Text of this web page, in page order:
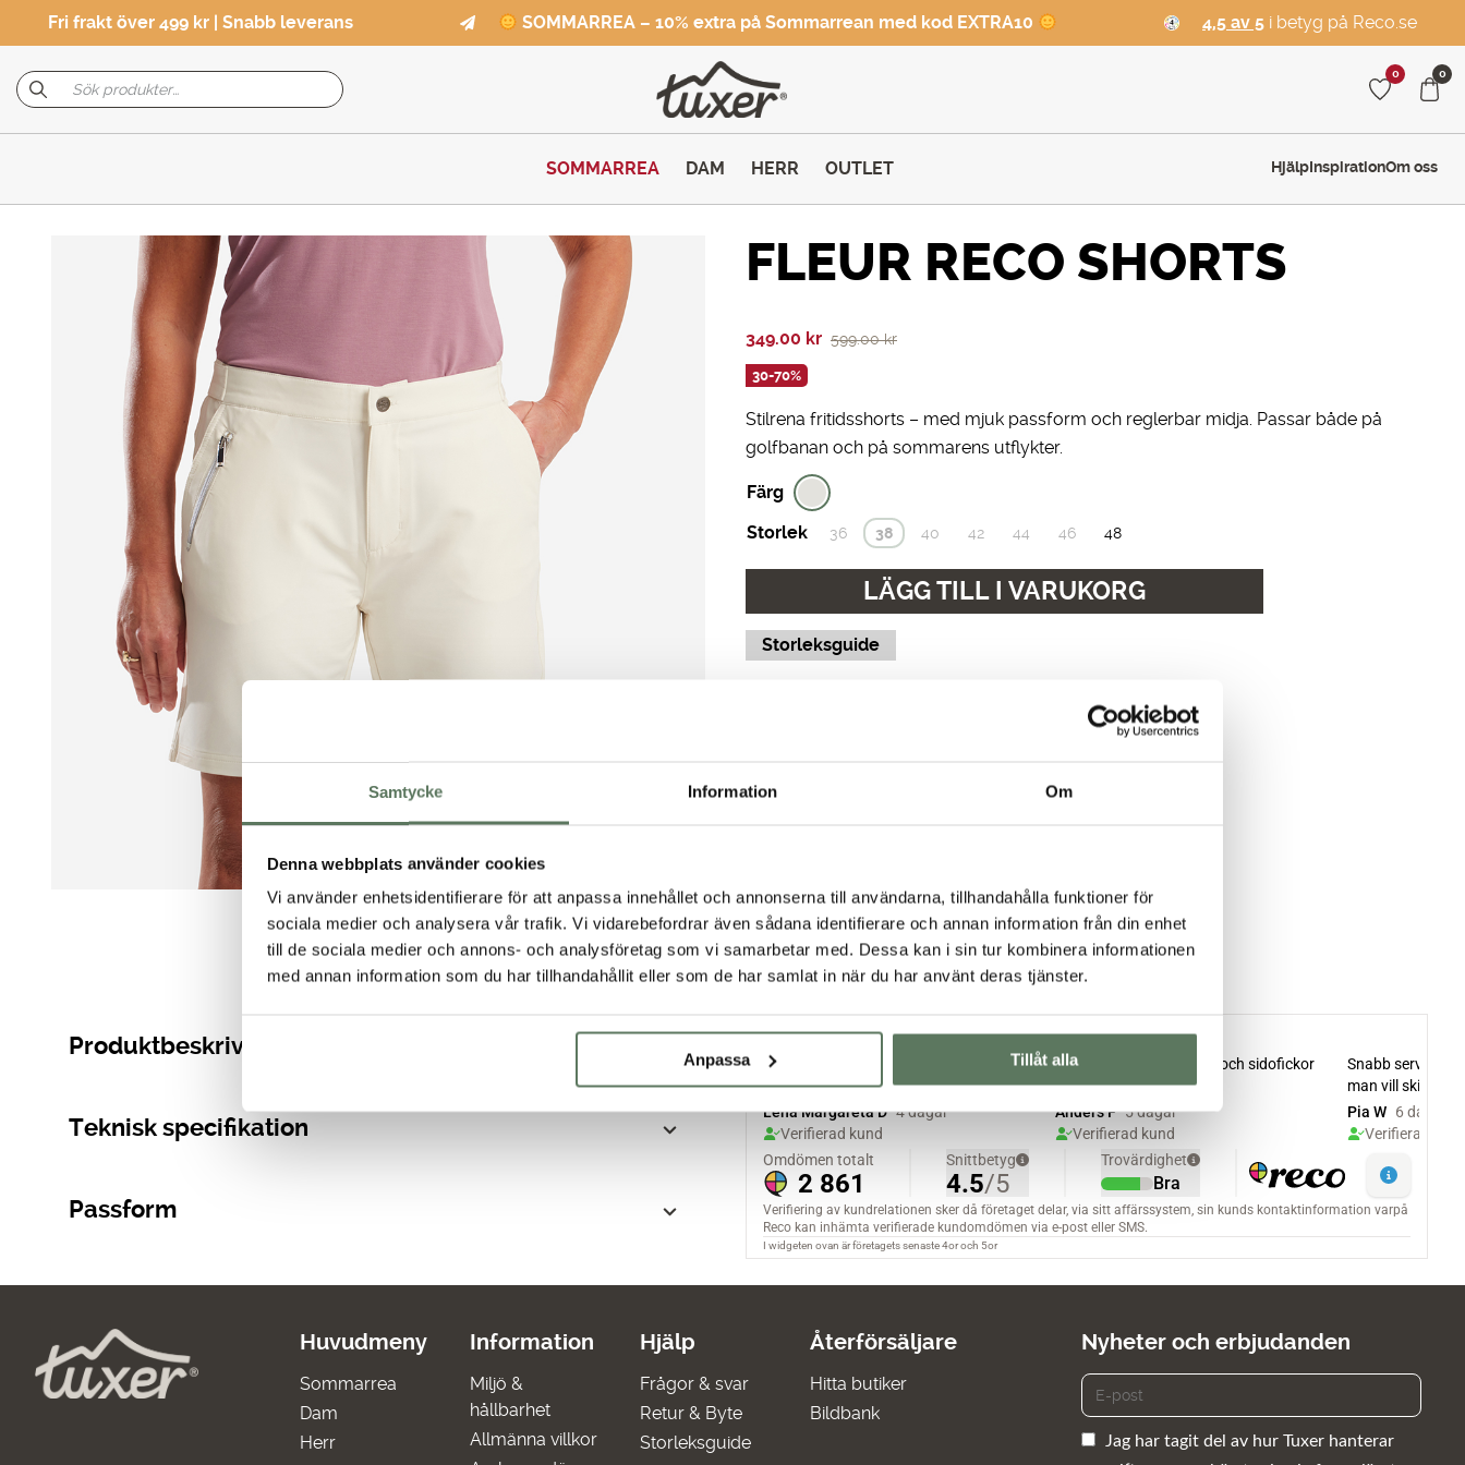
Samtycke Information Om
Denna webbplats använder cookies
Vi använder enhetsidentifierare för att anpassa innehållet och annonserna till användarna, tillhandahålla funktioner för
sociala medier och analysera vår trafik. Vi vidarebefordrar även sådana identifierare och annan information från din enhet
till de sociala medier och annons- och analysföretag som vi samarbetar med. Dessa kan i sin tur kombinera informationen
med annan information som du har tillhandahållit eller som de har samlat in när du har använt deras tjänster.
Anpassa Tillåt alla
Fri frakt över 499 kr | Snabb leverans SOMMARREA – 10% extra på Sommarrean med kod EXTRA10 4,5 av 5 i betyg på Reco.se
SOMMARREA DAM HERR OUTLET HjälpInspirationOm oss
0 0
FLEUR RECO SHORTS
599.00kr
Det
ursprungliga
priset
var:
599.00 kr.
349.00 kr
Det
nuvarande
priset
är:
349.00 kr.
30-70%
Stilrena fritidsshorts – med mjuk passform och reglerbar midja. Passar både på
golfbanan och på sommarens utflykter.
Storlek 36 38 40 42 44 46 48
Färg
LÄGG TILL I VARUKORG
Storleksguide
Produktbeskrivning
Teknisk specifikation
Passform
Huvudmeny
Sommarrea
Dam
Herr
Information
Miljö &
hållbarhet
Allmänna villkor
Hjälp
Frågor & svar
Retur & Byte
Storleksguide
Återförsäljare
Hitta butiker
Bildbank
Nyheter och erbjudanden
Jag har tagit del av hur Tuxer hanterar